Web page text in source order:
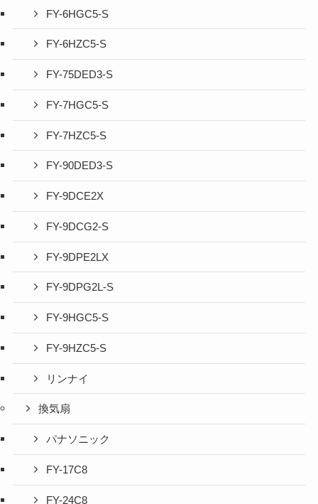
FY-6HGC5-S
FY-6HZC5-S
FY-75DED3-S
FY-7HGC5-S
FY-7HZC5-S
FY-90DED3-S
FY-9DCE2X
FY-9DCG2-S
FY-9DPE2LX
FY-9DPG2L-S
FY-9HGC5-S
FY-9HZC5-S
リンナイ
換気扇
パナソニック
FY-17C8
FY-24C8